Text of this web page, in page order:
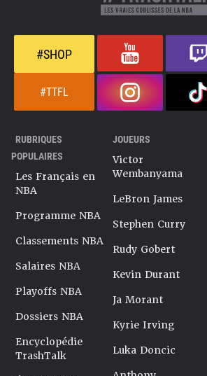
#SHOP
#TTFL
RUBRIQUES
POPULAIRES
Les Français en
NBA
Programme NBA
Classements NBA
Salaires NBA
Playoffs NBA
Dossiers NBA
Encyclopédie
TrashTalk
JOUEURS
Victor
Wembanyama
LeBron James
Stephen Curry
Rudy Gobert
Kevin Durant
Ja Morant
Kyrie Irving
Luka Doncic